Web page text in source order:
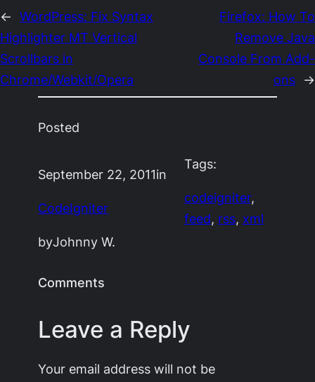
← WordPress: Fix Syntax
Highlighter MT Vertical
Scrollbars in
Chrome/Webkit/Opera
Firefox: How To
Remove Java
Console From Add-
ons →
Posted
September 22, 2011in
CodeIgniter
byJohnny W.
Tags:
codeigniter
feed, rss, xml
Comments
Leave a Reply
Your email address will not be